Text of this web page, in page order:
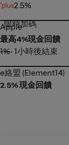
2.5%
Apple
限時加碼
Apple
最高4%現金回饋
1%• 1小時後結束
e絡盟 (Element14)
e絡盟 (Element14)
2.5% 現金回饋